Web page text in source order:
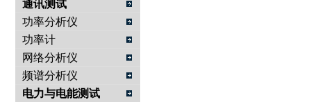
通讯测试
功率分析仪
功率计
网络分析仪
频谱分析仪
电力与电能测试